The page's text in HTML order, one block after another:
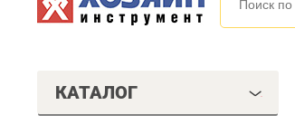
КАТАЛОГ